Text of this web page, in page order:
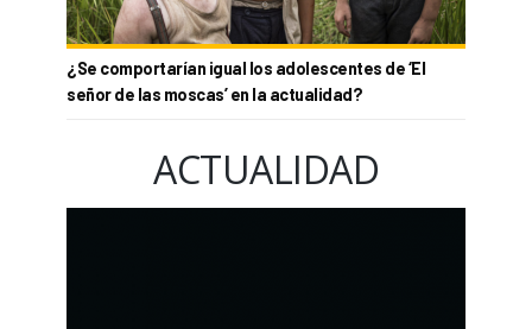
¿Se comportarían igual los adolescentes de ‘El
señor de las moscas’ en la actualidad?
ACTUALIDAD